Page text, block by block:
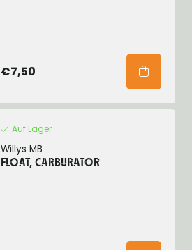
€7,50
Auf Lager
Willys MB
FLOAT, CARBURATOR